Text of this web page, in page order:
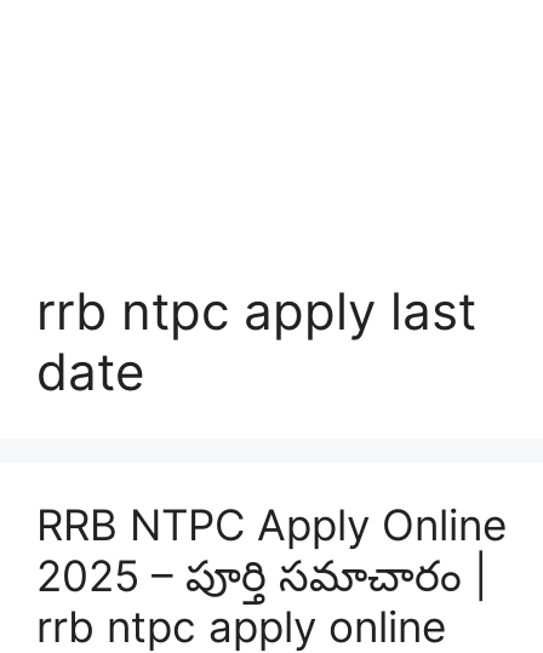
rrb ntpc apply last
date
RRB NTPC Apply Online
2025 – పూర్తి సమాచారం |
rrb ntpc apply online